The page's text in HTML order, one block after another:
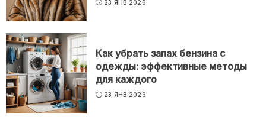
23 ЯНВ 2026
Как убрать запах бензина с
одежды: эффективные методы
для каждого
23 ЯНВ 2026